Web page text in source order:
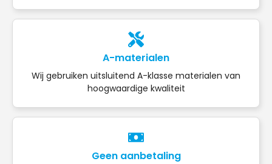
A-materialen
Wij gebruiken uitsluitend A-klasse materialen van
hoogwaardige kwaliteit
Geen aanbetaling